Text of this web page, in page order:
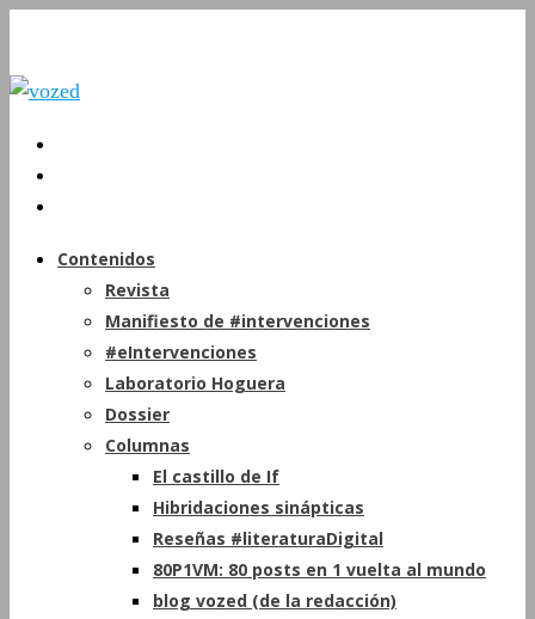
Contenidos
Revista
Manifiesto de #intervenciones
#eIntervenciones
Laboratorio Hoguera
Dossier
Columnas
El castillo de If
Hibridaciones sinápticas
Reseñas #literaturaDigital
80P1VM: 80 posts en 1 vuelta al mundo
blog vozed (de la redacción)